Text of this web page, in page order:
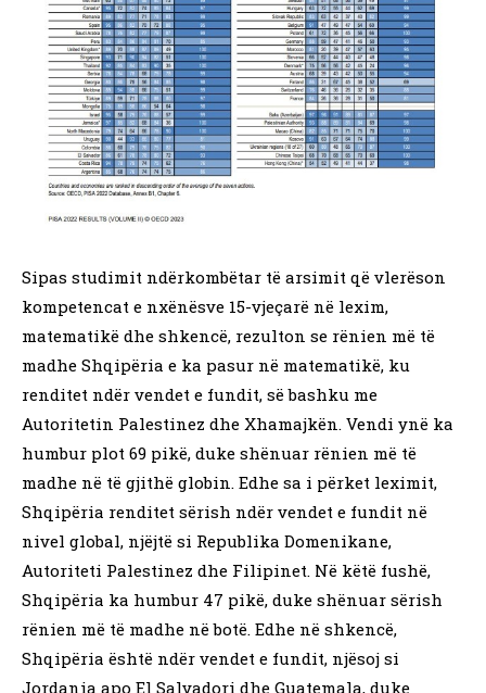
Sipas studimit ndërkombëtar të arsimit që vlerëson
kompetencat e nxënësve 15-vjeçarë në lexim,
matematikë dhe shkencë, rezulton se rënien më të
madhe Shqipëria e ka pasur në matematikë, ku
renditet ndër vendet e fundit, së bashku me
Autoritetin Palestinez dhe Xhamajkën. Vendi ynë ka
humbur plot 69 pikë, duke shënuar rënien më të
madhe në të gjithë globin. Edhe sa i përket leximit,
Shqipëria renditet sërish ndër vendet e fundit në
nivel global, njëjtë si Republika Domenikane,
Autoriteti Palestinez dhe Filipinet. Në këtë fushë,
Shqipëria ka humbur 47 pikë, duke shënuar sërish
rënien më të madhe në botë. Edhe në shkencë,
Shqipëria është ndër vendet e fundit, njësoj si
Jordania apo El Salvadori dhe Guatemala, duke